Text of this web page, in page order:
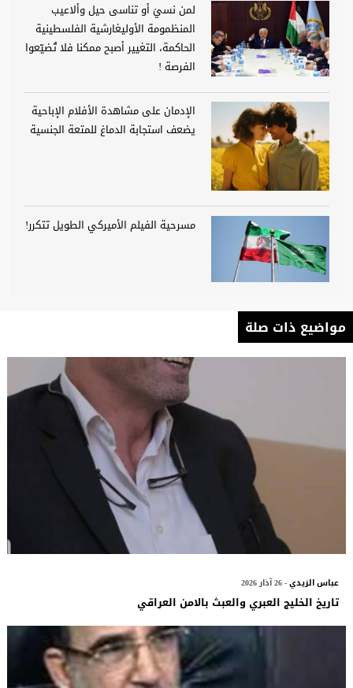
لمن نسيَ أو تناسى حيل وألاعيب
المنظمومة الأوليغارشية الفلسطينية
الحاكمة، التغيير أصبح ممكنا فلا تُضيّعوا
الفرصة !
الإدمان على مشاهدة الأفلام الإباحية
يضعف استجابة الدماغ للمتعة الجنسية
مسرحية الفيلم الأميركي الطويل تتكرر!
مواضيع ذات صلة
عباس الزيدي- 26 آذار 2026
تاريخ الخليج العبري والعبث بالامن العراقي